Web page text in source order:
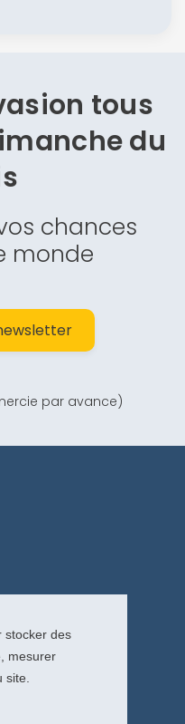
stocker des
mesurer
site.
tous
du
chances
monde
par avance)